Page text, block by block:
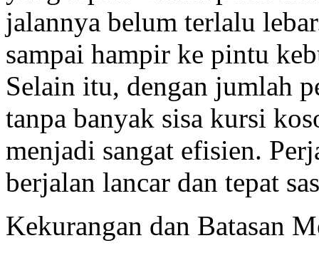
jalannya belum terlalu
sampai hampir ke pintu
Selain itu, dengan jumlah
tanpa banyak sisa kursi
menjadi sangat efisien.
berjalan lancar dan tepat
Kekurangan dan Batasan